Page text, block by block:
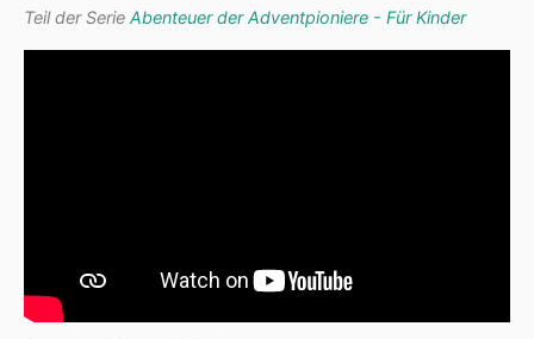
Teil der Serie Abenteuer der Adventpioniere - Für Kinder